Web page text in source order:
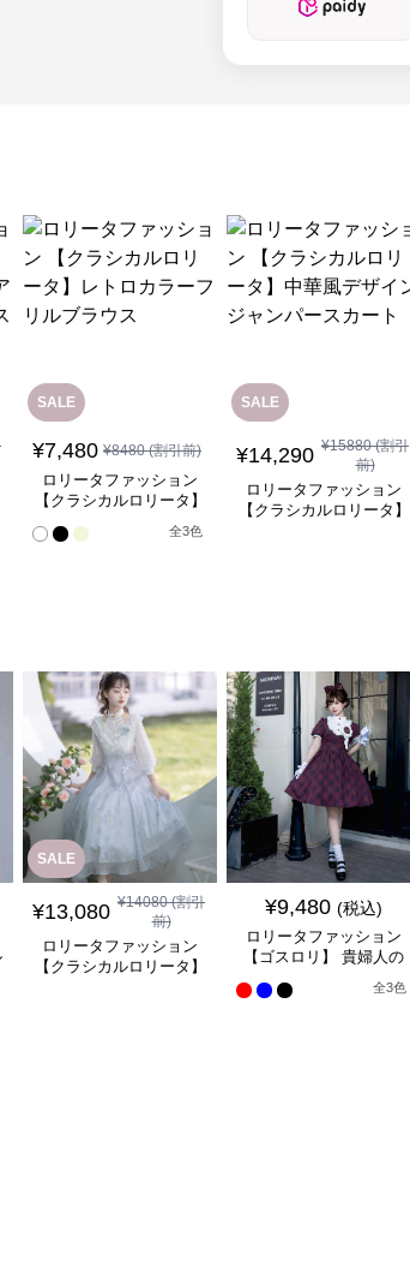
SALE
¥7,480 ¥8480(割引前)
ロリータファッション
【クラシカルロリータ】
レトロカラーフリルブラ
全3色
SALE
¥14,290 ¥15880(割引
前)
ロリータファッション
【クラシカルロリータ】
SALE
¥13,080 ¥14080(割引
前)
ロリータファッション
【クラシカルロリータ】
¥9,480 (税込)
ロリータファッション
【ゴスロリ】 貴婦人の
優雅なティータイムドレ
全3色